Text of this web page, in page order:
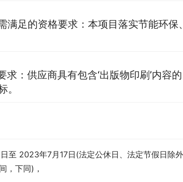
满足的资格要求：本项目落实节能环
求：供应商具有包含‘出版物印刷’内容
。
至 2023年7月17日(法定公休日、法定节假日除
，下同)，